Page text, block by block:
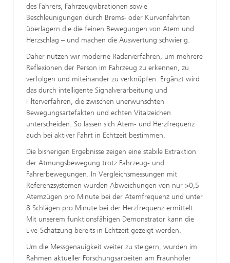
des Fahrers, Fahrzeugvibrationen sowie
Beschleunigungen durch Brems- oder Kurvenfahrten
überlagern die die feinen Bewegungen von Atem und
Herzschlag – und machen die Auswertung schwierig.
Daher nutzen wir moderne Radarverfahren, um mehrere
Reflexionen der Person im Fahrzeug zu erkennen, zu
verfolgen und miteinander zu verknüpfen. Ergänzt wird
das durch intelligente Signalverarbeitung und
Filterverfahren, die zwischen unerwünschten
Bewegungsartefakten und echten Vitalzeichen
unterscheiden. So lassen sich Atem- und Herzfrequenz
auch bei aktiver Fahrt in Echtzeit bestimmen.
Die bisherigen Ergebnisse zeigen eine stabile Extraktion
der Atmungsbewegung trotz Fahrzeug- und
Fahrerbewegungen. In Vergleichsmessungen mit
Referenzsystemen wurden Abweichungen von nur >0,5
Atemzügen pro Minute bei der Atemfrequenz und unter
8 Schlägen pro Minute bei der Herzfrequenz ermittelt.
Mit unserem funktionsfähigen Demonstrator kann die
Live-Schätzung bereits in Echtzeit gezeigt werden.
Um die Messgenauigkeit weiter zu steigern, wurden im
Rahmen aktueller Forschungsarbeiten am Fraunhofer